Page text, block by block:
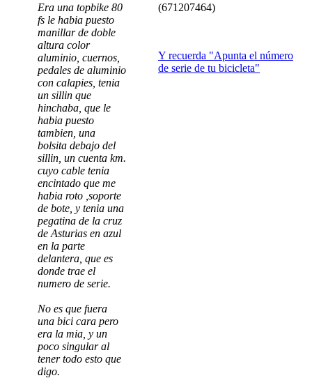
Era una topbike 80
fs le habia puesto
manillar de doble
altura color
aluminio, cuernos,
pedales de aluminio
con calapies, tenia
un sillin que
hinchaba, que le
habia puesto
tambien, una
bolsita debajo del
sillin, un cuenta km.
cuyo cable tenia
encintado que me
habia roto ,soporte
de bote, y tenia una
pegatina de la cruz
de Asturias en azul
en la parte
delantera, que es
donde trae el
numero de serie.
No es que fuera
una bici cara pero
era la mia, y un
poco singular al
tener todo esto que
digo.
(671207464)
Y recuerda "Apunta el número
de serie de tu bicicleta"